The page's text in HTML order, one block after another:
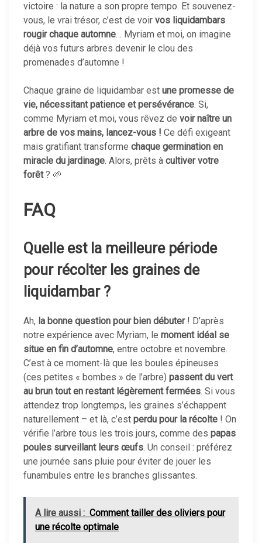
victoire : la nature a son propre tempo. Et souvenez-
vous, le vrai trésor, c’est de voir vos liquidambars
rougir chaque automne… Myriam et moi, on imagine
déjà vos futurs arbres devenir le clou des
promenades d’automne !
Chaque graine de liquidambar est une promesse de
vie, nécessitant patience et persévérance. Si,
comme Myriam et moi, vous rêvez de voir naître un
arbre de vos mains, lancez-vous ! Ce défi exigeant
mais gratifiant transforme chaque germination en
miracle du jardinage. Alors, prêts à cultiver votre
forêt? 🌱
FAQ
Quelle est la meilleure période
pour récolter les graines de
liquidambar ?
Ah, la bonne question pour bien débuter! D’après
notre expérience avec Myriam, le moment idéal se
situe en fin d’automne, entre octobre et novembre.
C’est à ce moment-là que les boules épineuses
(ces petites « bombes » de l’arbre) passent du vert
au brun tout en restant légèrement fermées. Si vous
attendez trop longtemps, les graines s’échappent
naturellement – et là, c’est perdu pour la récolte ! On
vérifie l’arbre tous les trois jours, comme des papas
poules surveillant leurs œufs. Un conseil : préférez
une journée sans pluie pour éviter de jouer les
funambules entre les branches glissantes.
A lire aussi : Comment tailler des oliviers pour
une récolte optimale